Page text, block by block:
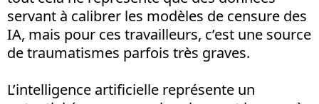
servant à calibrer les modèles de censure des
IA, mais pour ces travailleurs, c’est une source
de traumatismes parfois très graves.
L’intelligence artificielle représente un